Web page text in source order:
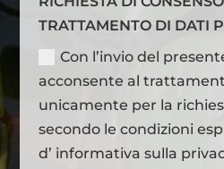
TRATTAMENTO DI DATI
Con l’invio del
acconsente al
unicamente per la
secondo le condizioni
d’ informativa sulla